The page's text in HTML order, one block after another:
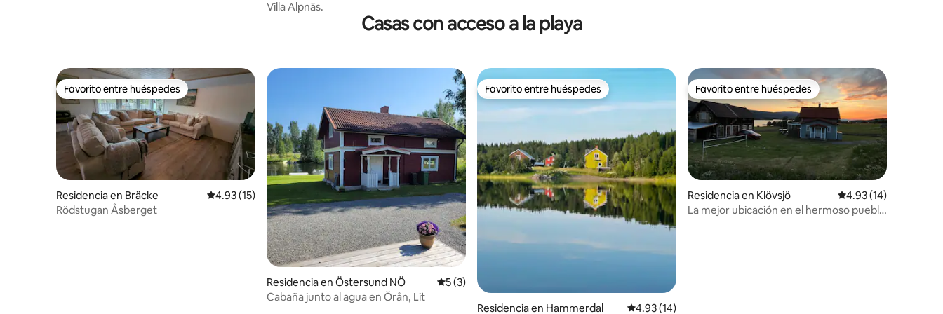
Villa Alpnäs.
Casas con acceso a la playa
Favorito entre huéspedes
Favorito entre huéspedes
Residencia en Bräcke Calificación promedio: 4.93 de 5; 15 evaluaciones
4.93 (15)
Rödstugan Åsberget
Residencia en Östersund NÖ Calificación promedio: 5 de 5; 3 evaluaciones
5 (3)
Cabaña junto al agua en Örån, Lit
Favorito entre huéspedes
Favorito entre huéspedes
Residencia en Hammerdal Calificación promedio: 4.93 de 5; 14 evaluaciones
4.93 (14)
Favorito entre huéspedes
Favorito entre huéspedes
Residencia en Klövsjö Calificación
4.93 (14)
La mejor ubicación en el hermoso pueblo